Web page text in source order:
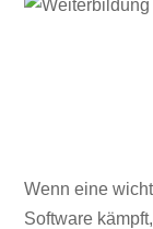
fördern
Wenn eine
Software